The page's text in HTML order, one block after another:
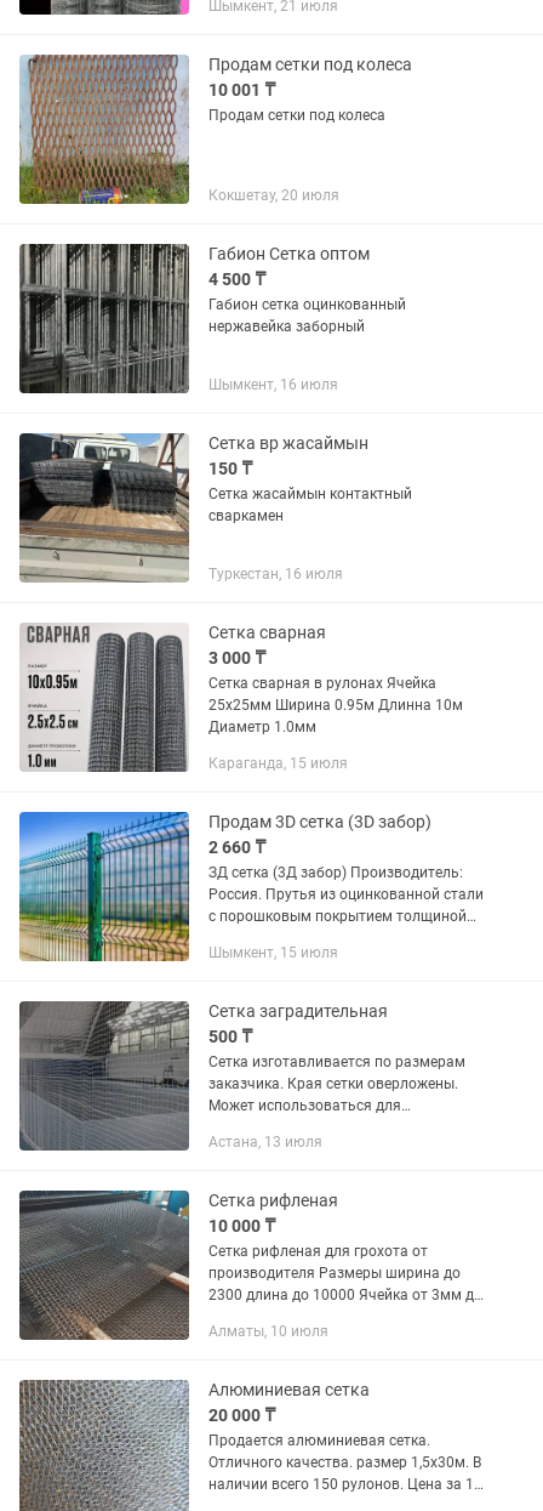
Төмен ✅Шарбақ,Поля Қоршауға
,ұзындығы 10м...
Шымкент, 21 июля
Продам сетки под колеса
10 001 ₸
Продам сетки под колеса
Кокшетау, 20 июля
Габион Сетка оптом
4 500 ₸
Габион сетка оцинкованный
нержавейка заборный
Шымкент, 16 июля
Сетка вр жасаймын
150 ₸
Сетка жасаймын контактный
сваркамен
Туркестан, 16 июля
Сетка сварная
3 000 ₸
Сетка сварная в рулонах Ячейка
25х25мм Ширина 0.95м Длинна 10м
Диаметр 1.0мм
Караганда, 15 июля
Продам 3D сетка (3D забор)
2 660 ₸
ЗД сетка (3Д забор) Производитель:
Россия. Прутья из оцинкованной стали
с порошковым покрытием толщиной
2.5х2.03м 13'500 тг/шт или 2'660 тг/
Шымкент, 15 июля
Сетка заградительная
500 ₸
Сетка изготавливается по размерам
заказчика. Края сетки оверложены.
Может использоваться для
вид спорта. Отличается особой
Астана, 13 июля
Сетка рифленая
10 000 ₸
Сетка рифленая для грохота от
производителя Размеры ширина до
2300 длина до 10000 Ячейка от 3мм до
Алматы, 10 июля
Алюминиевая сетка
20 000 ₸
Продается алюминиевая сетка.
Отличного качества. размер 1,5x30м. В
наличии всего 150 рулонов. Цена за 1